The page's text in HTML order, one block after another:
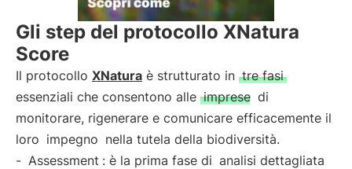
Gli step del protocollo XNatura
Score
Il protocollo XNatura è strutturato in tre fasi
essenziali che consentono alle imprese di
monitorare, rigenerare e comunicare efficacemente il
loro impegno nella tutela della biodiversità.
- Assessment : è la prima fase di analisi dettagliata